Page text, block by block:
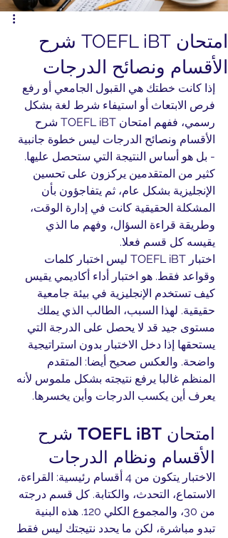
امتحان TOEFL iBT شرح
الأقسام ونصائح الدرجات
إذا كانت خطتك هي القبول الجامعي أو رفع
فرص الابتعاث أو استيفاء شرط لغة بشكل
رسمي، ففهم امتحان TOEFL iBT شرح
الأقسام ونصائح الدرجات ليس خطوة جانبية
- بل هو أساس النتيجة التي ستحصل عليها.
كثير من المتقدمين يركزون على تحسين
الإنجليزية بشكل عام، ثم يتفاجؤون بأن
المشكلة الحقيقية كانت في إدارة الوقت،
وطريقة قراءة السؤال، وفهم ما الذي
يقيسه كل قسم فعلا.
اختبار TOEFL iBT ليس اختبار كلمات
وقواعد فقط. هو اختبار أداء أكاديمي يقيس
كيف تستخدم الإنجليزية في بيئة جامعية
حقيقية. لهذا السبب، الطالب الذي يملك
مستوى جيد قد لا يحصل على الدرجة التي
يستحقها إذا دخل الاختبار بدون استراتيجية
واضحة. والعكس صحيح أيضا: المتقدم
المنظم غالبا يرفع نتيجته بشكل ملموس لأنه
يعرف أين يكسب الدرجات وأين يخسرها.
امتحان TOEFL iBT شرح
الأقسام ونظام الدرجات
الاختبار يتكون من 4 أقسام رئيسية: القراءة،
الاستماع، التحدث، والكتابة. كل قسم درجته
من 30، والمجموع الكلي 120. هذه البنية
تبدو مباشرة، لكن ما يحدد نتيجتك ليس فقط